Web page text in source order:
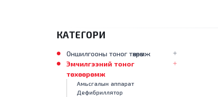
КАТЕГОРИ
Оншилгооны тоног төхөөрөмж
Эмчилгээний тоног
төхөөрөмж
Амьсгалын аппарат
Дефибриллятор